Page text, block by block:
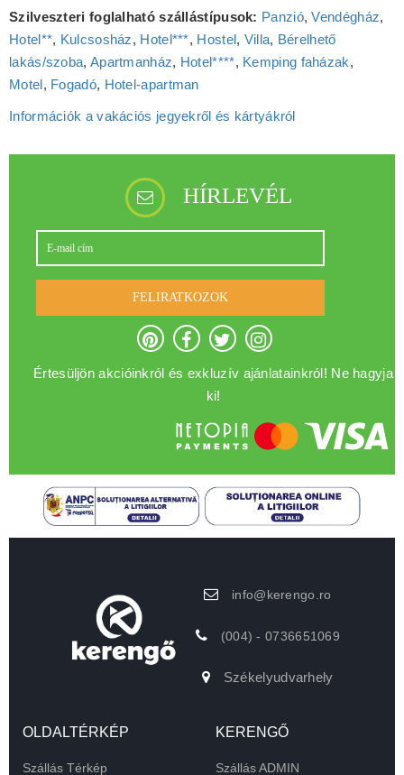
Szilveszteri foglalható szállástípusok: Panzió,Vendégház,
Hotel**, Kulcsosház, Hotel***, Hostel, Villa, Bérelhető
lakás/szoba, Apartmanház, Hotel****, Kemping faházak,
Motel, Fogadó, Hotel‑apartman
Információk a vakációs jegyekről és kártyákról
HÍRLEVÉL
FELIRATKOZOK
Értesüljön akcióinkról és exkluzív ajánlatainkról! Ne hagyja
ki!
info@kerengo.ro
(004) - 0736651069
Székelyudvarhely
OLDALTÉRKÉP
Szállás Térkép
KERENGŐ
Szállás ADMIN